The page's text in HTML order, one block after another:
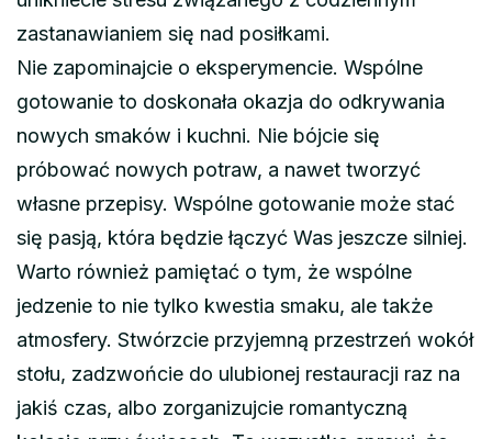
zastanawianiem się nad posiłkami.
Nie zapominajcie o eksperymencie. Wspólne
gotowanie to doskonała okazja do odkrywania
nowych smaków i kuchni. Nie bójcie się
próbować nowych potraw, a nawet tworzyć
własne przepisy. Wspólne gotowanie może stać
się pasją, która będzie łączyć Was jeszcze silniej.
Warto również pamiętać o tym, że wspólne
jedzenie to nie tylko kwestia smaku, ale także
atmosfery. Stwórzcie przyjemną przestrzeń wokół
stołu, zadzwońcie do ulubionej restauracji raz na
jakiś czas, albo zorganizujcie romantyczną